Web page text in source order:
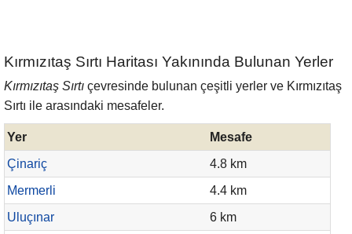
Kırmızıtaş Sırtı Haritası Yakınında Bulunan Yerler
Kırmızıtaş Sırtı çevresinde bulunan çeşitli yerler ve Kırmızıtaş
Sırtı ile arasındaki mesafeler.
Yer
Mesafe
Çinariç
4.8 km
Mermerli
4.4 km
Uluçınar
6 km